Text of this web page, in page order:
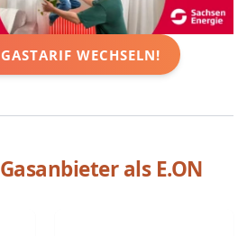
WECHSELN!
als E.ON